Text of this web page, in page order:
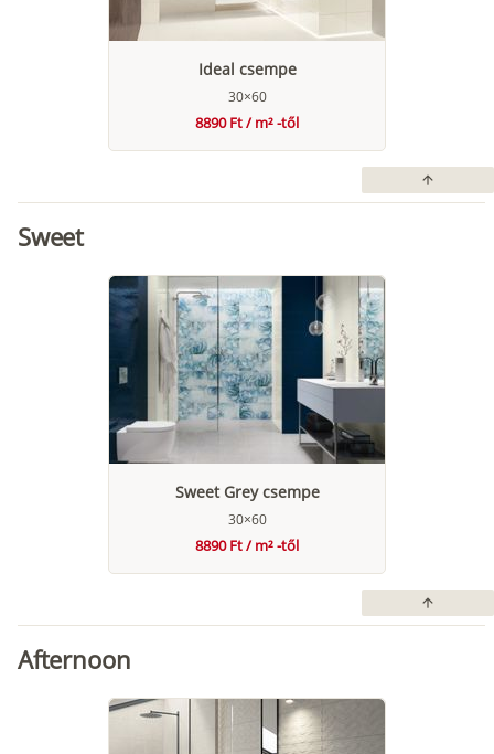
Ideal csempe
30×60
8890 Ft / m² -től
arrow_upward
Sweet
Sweet Grey csempe
30×60
8890 Ft / m² -től
arrow_upward
Afternoon